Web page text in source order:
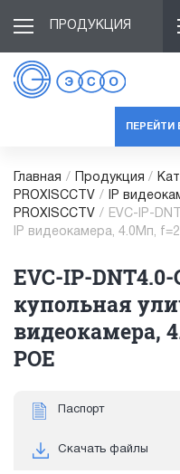
ПРОДУКЦИЯ
ПЕРЕЙТИ
Главная / Продукция /
PROXISCCTV /
IP
PROXISCCTV /
EVC-IP-
IP видеокамера, 4.0Мп,
EVC-IP-DNT4.0-
купольная
видеокамера,
POE
Паспорт
Скачать файлы